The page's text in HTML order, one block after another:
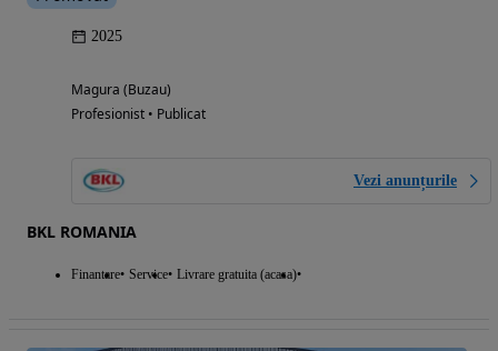
2025
Magura (Buzau)
Profesionist • Publicat
Vezi anunțurile
BKL ROMANIA
Finantare Service Livrare gratuita (acasa)